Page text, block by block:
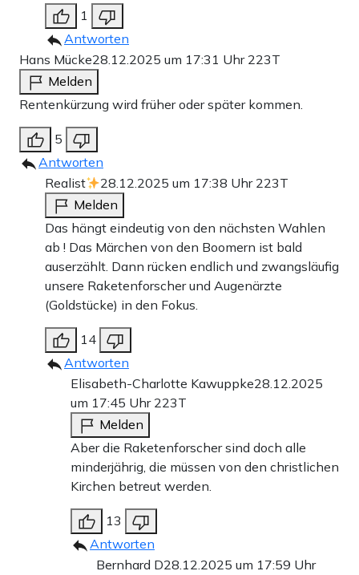
1
Antworten
Hans Mücke28.12.2025 um 17:31 Uhr 223T
Melden
Rentenkürzung wird früher oder später kommen.
5
Antworten
Realist
28.12.2025 um 17:38 Uhr 223T
Melden
Das hängt eindeutig von den nächsten Wahlen
ab ! Das Märchen von den Boomern ist bald
auserzählt. Dann rücken endlich und zwangsläufig
unsere Raketenforscher und Augenärzte
(Goldstücke) in den Fokus.
14
Antworten
Elisabeth-Charlotte Kawuppke28.12.2025
um 17:45 Uhr 223T
Melden
Aber die Raketenforscher sind doch alle
minderjährig, die müssen von den christlichen
Kirchen betreut werden.
13
Antworten
Bernhard D28.12.2025 um 17:59 Uhr